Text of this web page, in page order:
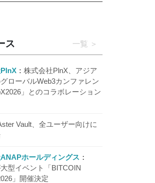
ス 一覧
株式会社PlnX、アジア
ローバルWeb3カンファレン
」とのコラボレーション
Vault、全ユーザー向けに
ホールディングス
型イベント「BITCOIN
」開催決定